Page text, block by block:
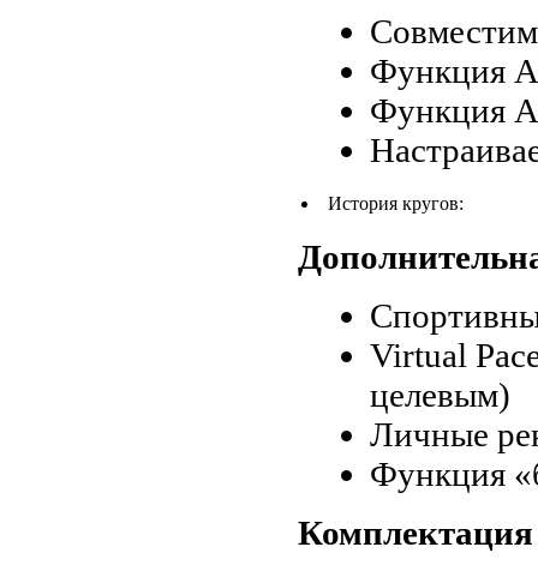
Функция
Функция
История кругов:
Virtual
целевым)
Личные
Функция
Комплектация